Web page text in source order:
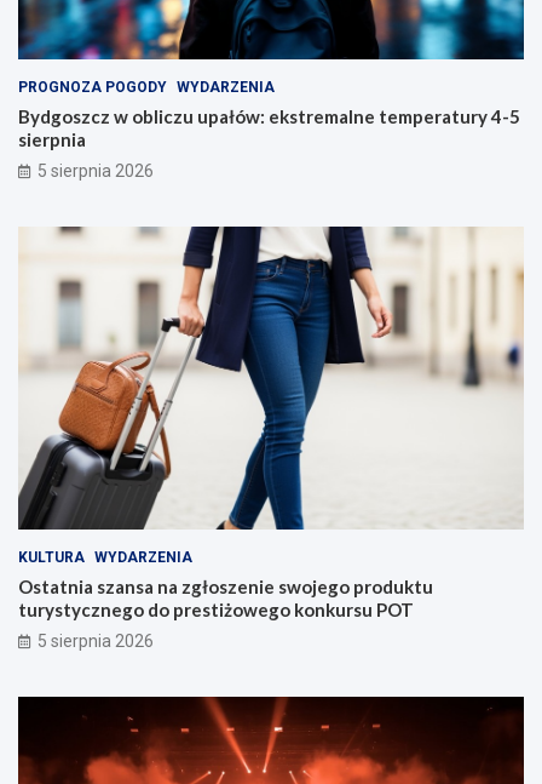
PROGNOZA POGODY WYDARZENIA
Bydgoszcz w obliczu upałów: ekstremalne temperatury 4-5
sierpnia
5 sierpnia 2026
KULTURA WYDARZENIA
Ostatnia szansa na zgłoszenie swojego produktu
turystycznego do prestiżowego konkursu POT
5 sierpnia 2026